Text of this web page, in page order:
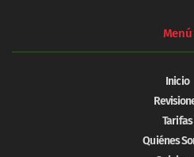
Menú
Inicio
Tarifas
Quiénes